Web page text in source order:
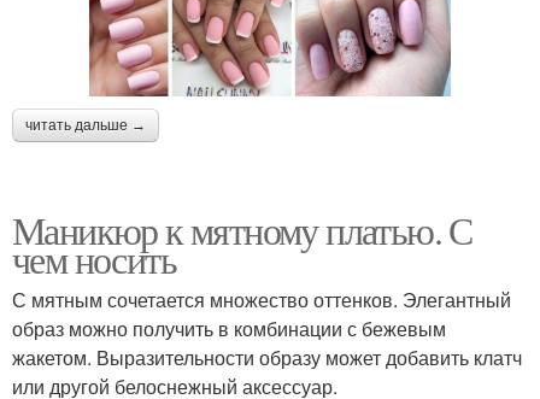
читать дальше →
Маникюр к мятному платью. С
чем носить
С мятным сочетается множество оттенков. Элегантный
образ можно получить в комбинации с бежевым
жакетом. Выразительности образу может добавить клатч
или другой белоснежный аксессуар.